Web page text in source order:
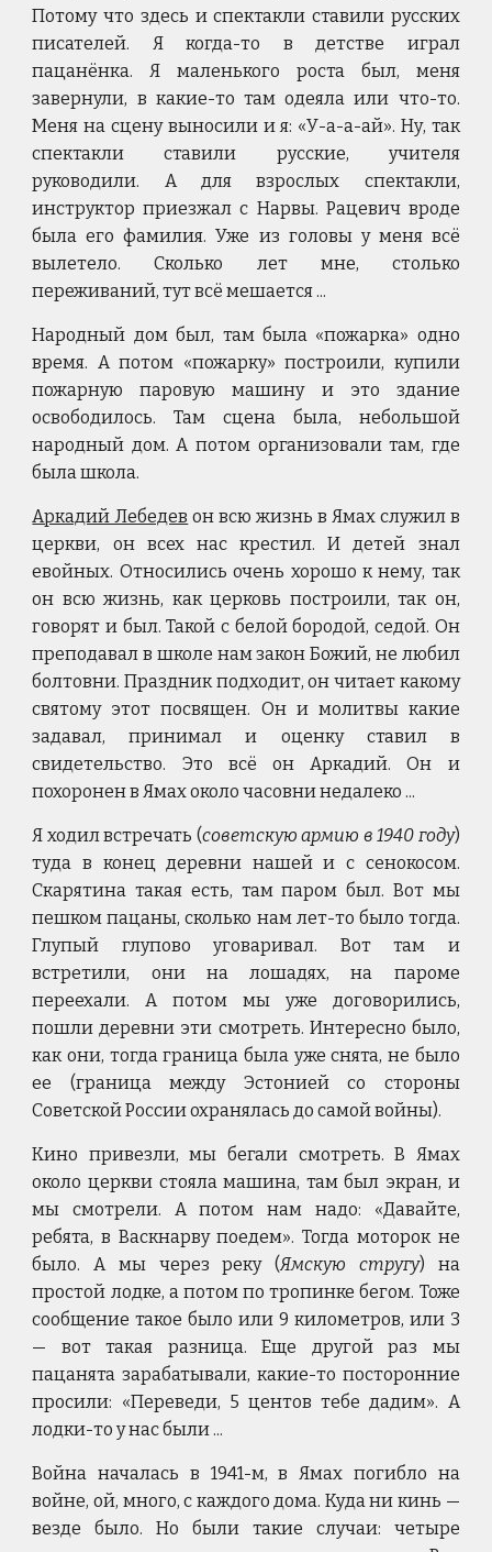
Потому что здесь и спектакли ставили русских
писателей. Я когда-то в детстве играл
пацанёнка. Я маленького роста был, меня
завернули, в какие-то там одеяла или что-то.
Меня на сцену выносили и я: «У-а-а-ай». Ну, так
спектакли ставили русские, учителя
руководили. А для взрослых спектакли,
инструктор приезжал с Нарвы. Рацевич вроде
была его фамилия. Уже из головы у меня всё
вылетело. Сколько лет мне, столько
переживаний, тут всё мешается ...
Народный дом был, там была «пожарка» одно
время. А потом «пожарку» построили, купили
пожарную паровую машину и это здание
освободилось. Там сцена была, небольшой
народный дом. А потом организовали там, где
была школа.
Аркадий Лебедев он всю жизнь в Ямах служил в
церкви, он всех нас крестил. И детей знал
евойных. Относились очень хорошо к нему, так
он всю жизнь, как церковь построили, так он,
говорят и был. Такой с белой бородой, седой. Он
преподавал в школе нам закон Божий, не любил
болтовни. Праздник подходит, он читает какому
святому этот посвящен. Он и молитвы какие
задавал, принимал и оценку ставил в
свидетельство. Это всё он Аркадий. Он и
похоронен в Ямах около часовни недалеко ...
Я ходил встречать (советскую армию в 1940 году)
туда в конец деревни нашей и с сенокосом.
Скарятина такая есть, там паром был. Вот мы
пешком пацаны, сколько нам лет-то было тогда.
Глупый глупово уговаривал. Вот там и
встретили, они на лошадях, на пароме
переехали. А потом мы уже договорились,
пошли деревни эти смотреть. Интересно было,
как они, тогда граница была уже снята, не было
ее (граница между Эстонией со стороны
Советской России охранялась до самой войны).
Кино привезли, мы бегали смотреть. В Ямах
около церкви стояла машина, там был экран, и
мы смотрели. А потом нам надо: «Давайте,
ребята, в Васкнарву поедем». Тогда моторок не
было. А мы через реку (Ямскую стругу) на
простой лодке, а потом по тропинке бегом. Тоже
сообщение такое было или 9 километров, или 3
— вот такая разница. Еще другой раз мы
пацанята зарабатывали, какие-то посторонние
просили: «Переведи, 5 центов тебе дадим». А
лодки-то у нас были ...
Война началась в 1941-м, в Ямах погибло на
войне, ой, много, с каждого дома. Куда ни кинь —
везде было. Но были такие случаи: четыре